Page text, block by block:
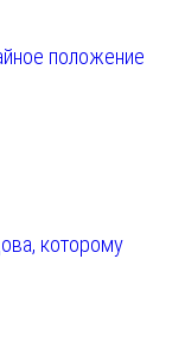
положение
которому